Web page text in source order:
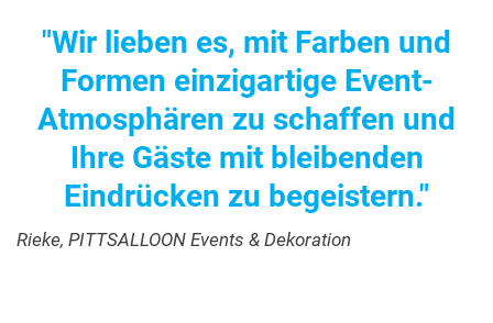
"Wir lieben es, mit Farben und
Formen einzigartige Event-
Atmosphären zu schaffen und
Ihre Gäste mit bleibenden
Eindrücken zu begeistern."
Rieke, PITTSALLOON Events & Dekoration